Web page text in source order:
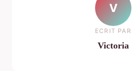
V
ECRIT PAR
Victoria